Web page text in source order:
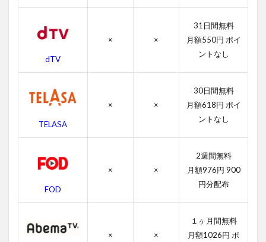
3
ョ
ン
ら
ス
ミ
ッ
dTV
× ×
31日間無料
月額550円 ポイ
ントなし
TELASA
× ×
30日間無料
月額618円 ポイ
ントなし
FOD
× ×
2週間無料
月額976円 900
円分配布
× ×
１ヶ月間無料
月額1026円 ポ